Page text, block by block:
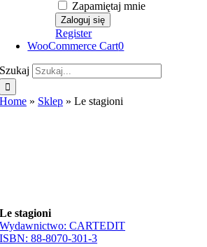
Zapamiętaj mnie
Register
WooCommerce Cart0
Szukaj
Home » Sklep »Le stagioni
Le stagioni
Wydawnictwo:CARTEDIT
ISBN:88-8070-301-3